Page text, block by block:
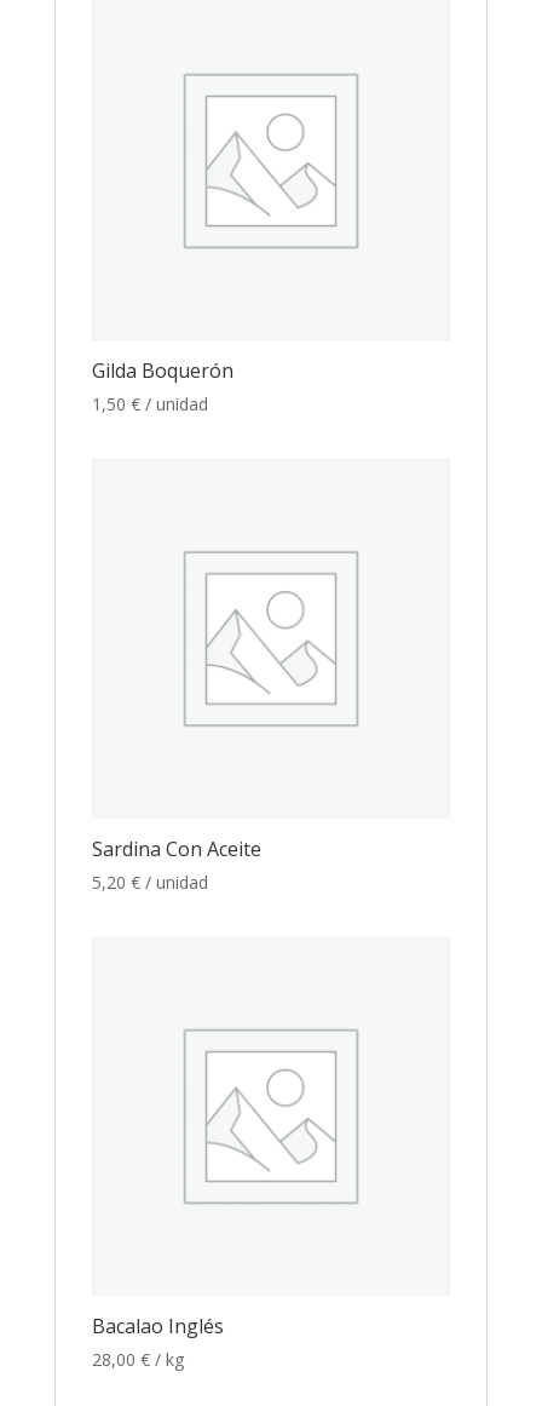
Gilda Boquerón
1,50 € / unidad
Sardina Con Aceite
5,20 € / unidad
Bacalao Inglés
28,00 € / kg